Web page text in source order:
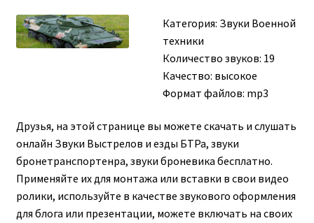
Категория: Звуки Военной
техники
Количество звуков: 19
Качество: высокое
Формат файлов: mp3
Друзья, на этой странице вы можете скачать и слушать
онлайн Звуки Выстрелов и езды БТРа, звуки
бронетранспортенра, звуки броневика бесплатно.
Применяйте их для монтажа или вставки в свои видео
ролики, используйте в качестве звукового оформления
для блога или презентации, можете включать на своих